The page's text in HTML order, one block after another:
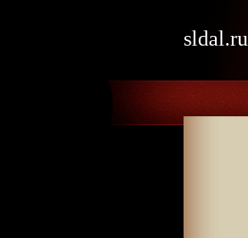
sldal.ru